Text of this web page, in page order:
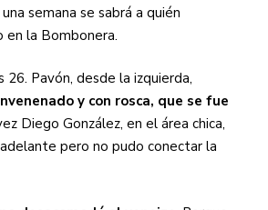
semana se sabrá a quién
la Bombonera.
Pavón, desde la izquierda,
y con rosca, que se fue
Diego González, en el área chica,
pero no pudo conectar la